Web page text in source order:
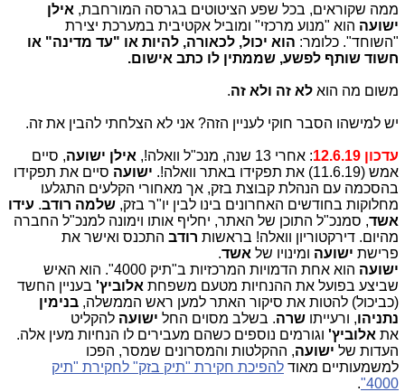
ממה שקוראים, בכל שפע הציטוטים בגרסה המורחבת, אילן
ישועה הוא "מנוע מרכזי" ומוביל אקטיבית במערכת יצירת
"השוחד". כלומר: הוא יכול, לכאורה, להיות או "עד מדינה" או
חשוד שותף לפשע, שממתין לו כתב אישום.
משום מה הוא לא זה ולא זה.
יש למישהו הסבר חוקי לעניין הזה? אני לא הצלחתי להבין את זה.
עדכון 12.6.19 : אחרי 13 שנה, מנכ"ל וואלה!, אילן ישועה, סיים
אמש (11.6.19) את תפקידו באתר וואלה!.
ישועה סיים את תפקידו
בהסכמה עם הנהלת קבוצת בזק, אך מאחורי הקלעים התגלעו
מחלוקות בחודשים האחרונים בינו לבין יו"ר בזק, שלמה רודב. עידו
אשד, סמנכ"ל התוכן של האתר, יחליף אותו וימונה למנכ"ל החברה
מהיום. דירקטוריון וואלה! בראשות רודב התכנס ואישר את
פרישת ישועה ומינויו של אשד.
ישועה
הוא אחת הדמויות המרכזיות ב"תיק 4000". הוא האיש
שביצע בפועל את ההנחיות מטעם משפחת אלוביץ' בעניין החשד
(כביכול) להטות את סיקור האתר למען ראש הממשלה, בנימין
נתניהו, ורעייתו שרה. בשלב מסוים החל ישועה להקליט
את אלוביץ' וגורמים נוספים כשהם מעבירים לו הנחיות מעין אלה.
העדות של ישועה, ההקלטות והמסרונים שמסר, הפכו
למשמעותיים מאוד להפיכת חקירת "תיק בזק" לחקירת "תיק
4000"
.